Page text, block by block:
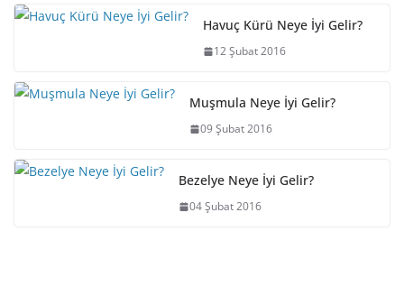
Havuç Kürü Neye İyi Gelir?
12 Şubat 2016
Muşmula Neye İyi Gelir?
09 Şubat 2016
Bezelye Neye İyi Gelir?
04 Şubat 2016